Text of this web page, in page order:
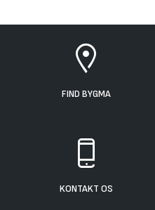
FIND BYGMA
KONTAKT OS